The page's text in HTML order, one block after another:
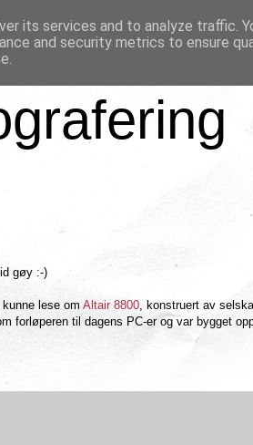
gøy :-)
lese om Altair 8800, konstruert av
forløperen til dagens PC-er og var bygget
its services and to analyze traffic.
and security metrics to ensure